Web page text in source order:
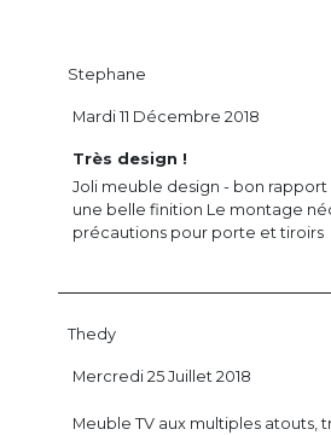
Stephane
Très design !
Joli meuble design - bon
une belle finition Le montage
précautions pour porte et tiroirs
Mardi 11 Décembre 2018
Thedy
Meuble TV aux multiples atouts,
Mercredi 25 Juillet 2018